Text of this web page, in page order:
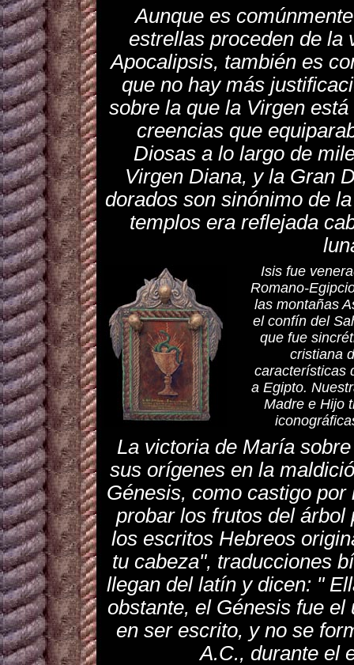
Aunque es
estrellas proceden de la
Apocalipsis, también es
que no hay más
sobre la que la Virgen
creencias que
Diosas a lo largo de
Virgen Diana, y la Gran
dorados son sinónimo de
templos era reflejada
Isis fue
Romano-
las montañas
el confín del
que fue
cristiana
características
a Egipto.
Madre e Hijo
La victoria de María
sus orígenes en la
Génesis, como castigo
probar los frutos del árbol
los escritos Hebreos
tu cabeza", traducciones
llegan del latín y dicen: "
obstante, el Génesis fue
en ser escrito, y no se
A.C., durante el